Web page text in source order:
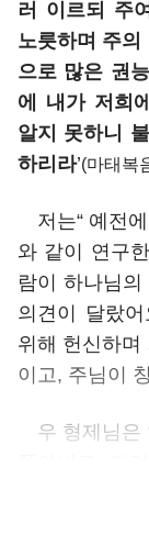
러 이르되 주
노릇하며 주
으로 많은 권
에 내가 저희
알지 못하니
하리라’(마태복
저는“ 예전
와 같이 연구
람이 하나님
의견이 달랐
위해 헌신하며
이고, 주님이
우 형제님은
신하며 사역